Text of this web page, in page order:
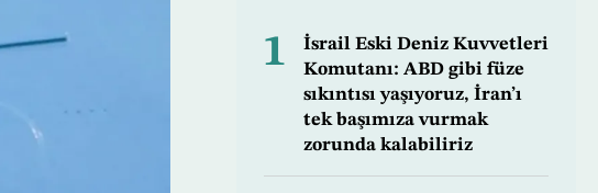
1
İsrail Eski Deniz Kuvvetleri
Komutanı: ABD gibi füze
sıkıntısı yaşıyoruz, İran’ı
tek başımıza vurmak
zorunda kalabiliriz